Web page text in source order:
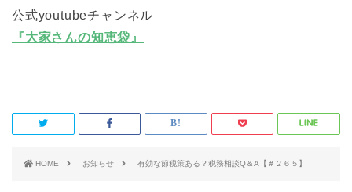
公式youtubeチャンネル
『大家さんの知恵袋』
HOME お知らせ 有効な節税策ある？税務相談Q＆A【＃２６５】